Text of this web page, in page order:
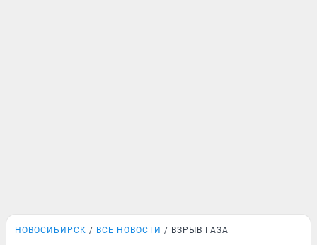
НОВОСИБИРСК ВСЕ НОВОСТИ ВЗРЫВ ГАЗА